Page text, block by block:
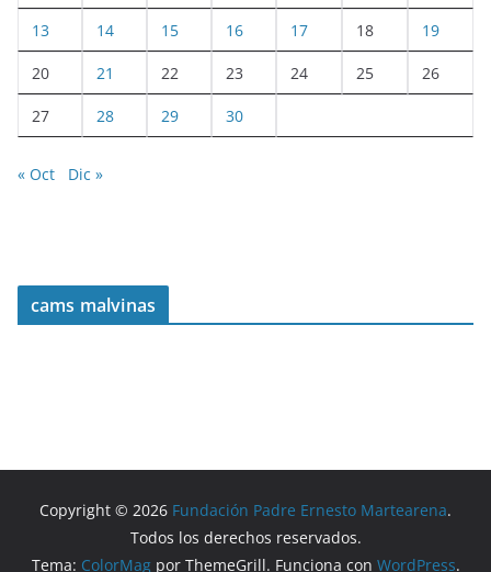
13 14 15 16 17 18 19
20 21 22 23 24 25 26
27 28 29 30
« Oct Dic »
cams malvinas
Copyright © 2026 Fundación Padre Ernesto Martearena.
Todos los derechos reservados.
Tema: ColorMagpor ThemeGrill. Funciona con WordPress.